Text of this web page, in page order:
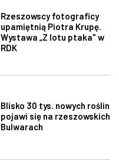
Rzeszowscy fotograficy
upamiętnią Piotra Krupę.
Wystawa „Z lotu ptaka" w
RDK
Blisko 30 tys. nowych roślin
pojawi się na rzeszowskich
Bulwarach